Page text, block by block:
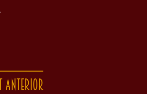
anterior